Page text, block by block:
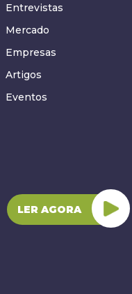
Entrevistas
Mercado
Empresas
Artigos
Eventos
LER AGORA